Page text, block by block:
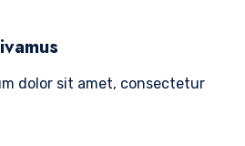
dolor sit amet, consectetur